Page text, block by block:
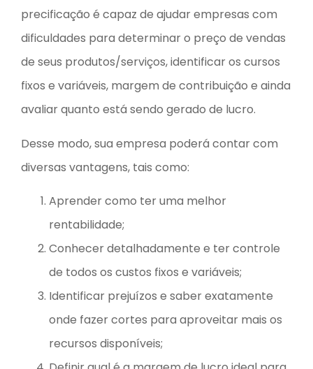
precificação é capaz de ajudar empresas com
dificuldades para determinar o preço de vendas
de seus produtos/serviços, identificar os cursos
fixos e variáveis, margem de contribuição e ainda
avaliar quanto está sendo gerado de lucro.
Desse modo, sua empresa poderá contar com
diversas vantagens, tais como:
Aprender como ter uma melhor
rentabilidade;
Conhecer detalhadamente e ter controle
de todos os custos fixos e variáveis;
Identificar prejuízos e saber exatamente
onde fazer cortes para aproveitar mais os
recursos disponíveis;